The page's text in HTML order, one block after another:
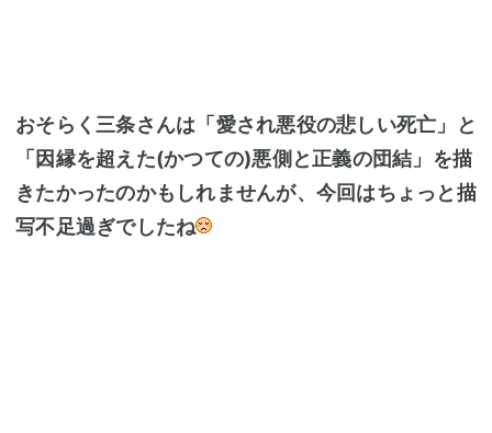
おそらく三条さんは「愛され悪役の悲しい死亡」と
「因縁を超えた(かつての)悪側と正義の団結」を描
きたかったのかもしれませんが、今回はちょっと描
写不足過ぎでしたね